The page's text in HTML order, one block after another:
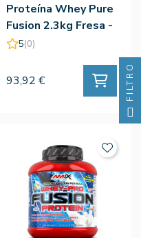
Proteína Whey Pure
Fusion 2.3kg Fresa -
Amix
5(0)
93,92 € FILTRO